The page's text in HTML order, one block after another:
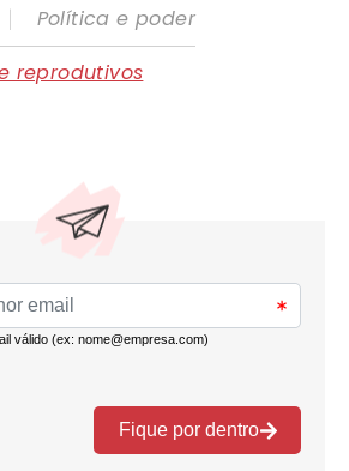
|
Política e poder
reprodutivos